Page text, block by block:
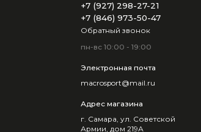
+7 (927) 298-27-21
+7 (846) 973-50-47
Обратный звонок
пн-вс 10:00 - 19:00
Электронная почта
macrosport@mail.ru
Адрес магазина
г. Самара, ул. Советской
Армии, дом 219А